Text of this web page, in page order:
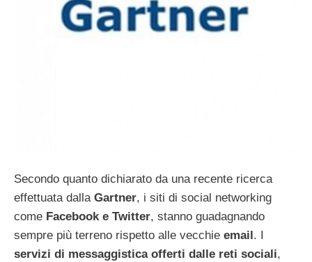
Secondo quanto dichiarato da una recente ricerca
effettuata dalla Gartner, i siti di social networking
come Facebook e Twitter, stanno guadagnando
sempre più terreno rispetto alle vecchie email. I
servizi di messaggistica offerti dalle reti sociali,